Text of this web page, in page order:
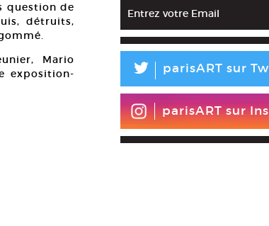
question de
détruits,
Mario
exposition-
L parisART sur
parisART sur